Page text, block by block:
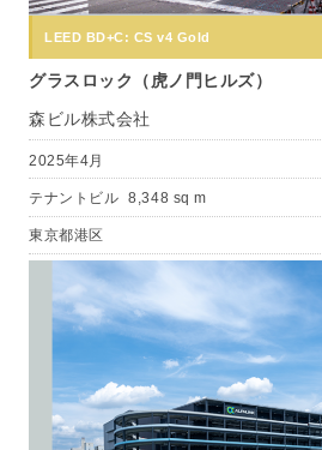
LEED BD+C: CS v4 Gold
グラスロック（虎ノ門ヒルズ）
森ビル株式会社
2025年4月
テナントビル 8,348 sq m
東京都港区